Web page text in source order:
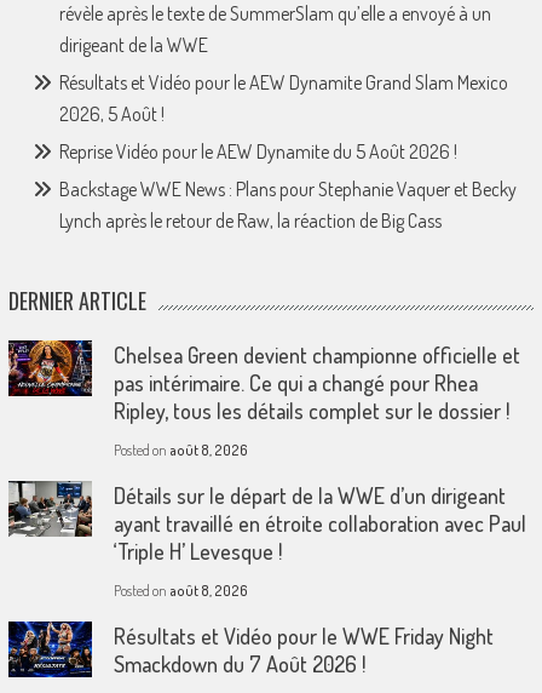
révèle après le texte de SummerSlam qu’elle a envoyé à un
dirigeant de la WWE
Résultats et Vidéo pour le AEW Dynamite Grand Slam Mexico
2026, 5 Août !
Reprise Vidéo pour le AEW Dynamite du 5 Août 2026 !
Backstage WWE News : Plans pour Stephanie Vaquer et Becky
Lynch après le retour de Raw, la réaction de Big Cass
DERNIER ARTICLE
Chelsea Green devient championne officielle et
pas intérimaire. Ce qui a changé pour Rhea
Ripley, tous les détails complet sur le dossier !
Posted on août 8, 2026
Détails sur le départ de la WWE d’un dirigeant
ayant travaillé en étroite collaboration avec Paul
‘Triple H’ Levesque !
Posted on août 8, 2026
Résultats et Vidéo pour le WWE Friday Night
Smackdown du 7 Août 2026 !